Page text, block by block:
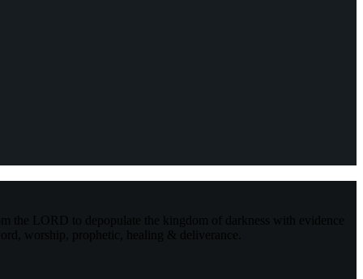
the LORD to depopulate the kingdom of darkness with evidence
worship, prophetic, healing & deliverance.